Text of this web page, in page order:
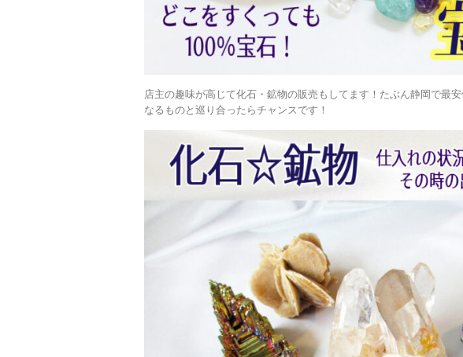
店主の趣味が高じて化石・鉱物の販売もしてます！たぶん静岡で最
なるものと巡り合ったらチャンスです！